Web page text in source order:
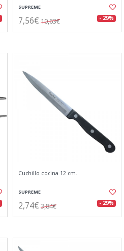
SUPREME
7,56€ 10,63€ - 29%
Cuchillo cocina 12 cm.
SUPREME
2,74€ 3,84€ - 29%